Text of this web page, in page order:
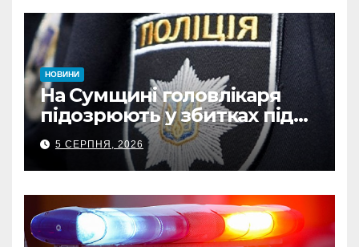
НОВИНИ
На Сумщині головлікаря
підозрюють у збитках під
час капремонту
медустанови
5 СЕРПНЯ, 2026